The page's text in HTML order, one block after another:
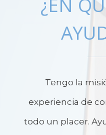
Tengo la
experiencia de
todo un placer.